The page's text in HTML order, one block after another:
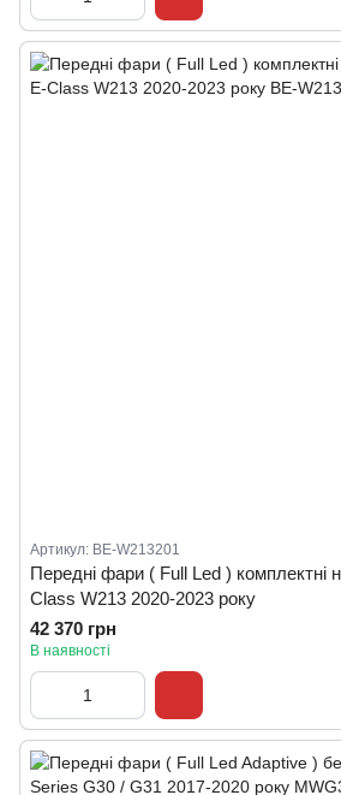
Артикул: BE-W213201
Передні фари ( Full Led ) комплектні
Class W213 2020-2023 року
42 370 грн
В наявності